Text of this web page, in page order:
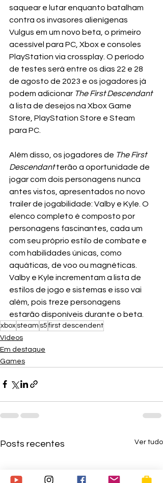
saquear e lutar enquanto batalham
contra os invasores alienígenas
Vulgus em um novo beta, o primeiro
acessível para PC, Xbox e consoles
PlayStation via crossplay. O período
de testes será entre os dias 22 e 28
de agosto de 2023 e os jogadores já
podem adicionar The First Descendant
à lista de desejos na Xbox Game
Store, PlayStation Store e Steam
para PC.
Além disso, os jogadores de The First
Descendant terão a oportunidade de
jogar com dois personagens nunca
antes vistos, apresentados no novo
trailer de jogabilidade: Valby e Kyle. O
elenco completo é composto por
personagens fascinantes, cada um
com seu próprio estilo de combate e
com habilidades únicas, como
aquáticas, de voo ou magnéticas.
Valby e Kyle incrementam a lista de
estilos de jogo e sistemas e isso vai
além, pois treze personagens
estarão disponíveis durante o beta.
xbox steam s5 first descendent
Vídeos
Em destaque
Games
Posts recentes Ver tudo